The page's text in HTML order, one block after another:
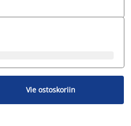
Vie ostoskoriin